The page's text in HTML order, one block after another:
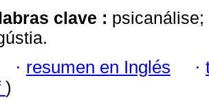
clave :
· resumen en Inglés ·
)